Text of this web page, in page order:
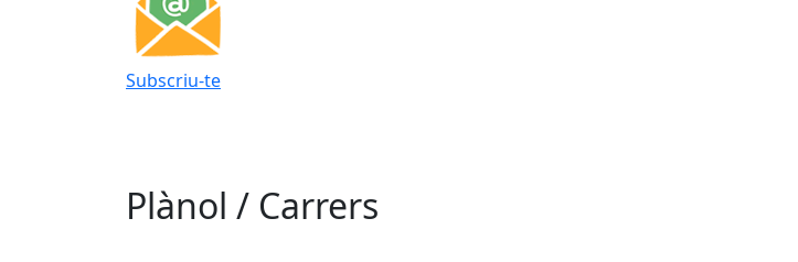
Subscriu-te
Plànol / Carrers